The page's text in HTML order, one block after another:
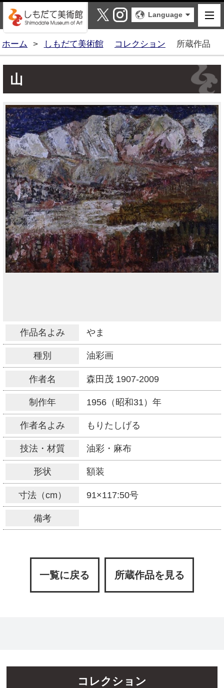
しもだて美術館
X Instagram
Language
ホーム > しもだて美術館 コレクション 所蔵作品
山
作品名よみ やま
種別 油彩画
作者名 森田茂 1907-2009
制作年 1956（昭和31）年
作者名よみ もりたしげる
技法・材質 油彩・麻布
形状 額装
寸法（cm） 91×117:50号
備考
一覧に戻る 所蔵作品を見る
コレクション